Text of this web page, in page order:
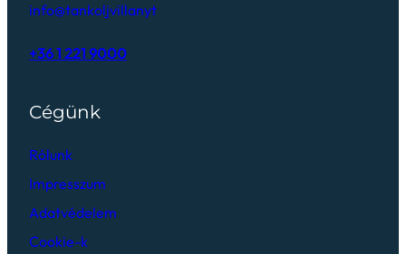
info@tankoljvillanyt
+36 1 221 9000
Cégünk
Rólunk
Impresszum
Adatvédelem
Cookie-k